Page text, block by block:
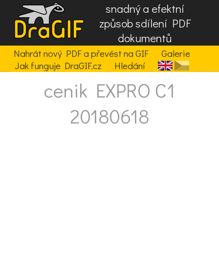
snadný a efektní
způsob sdílení PDF
dokumentů
Nahrát nový PDF a převést na GIF
Galerie
Jak funguje DraGIF.cz
Hledání
cenik EXPRO C1
20180618